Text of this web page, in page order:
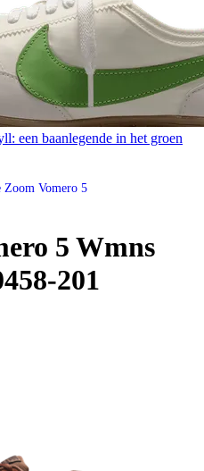
een baanlegende in het groen
Zoom Vomero 5
5 Wmns
201